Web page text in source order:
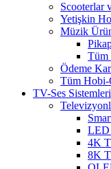
Scooterlar
Yetişkin
Müzik
Tüm
Ödeme
Tüm Hobi-
TV-Ses Sistemleri
4K
8K